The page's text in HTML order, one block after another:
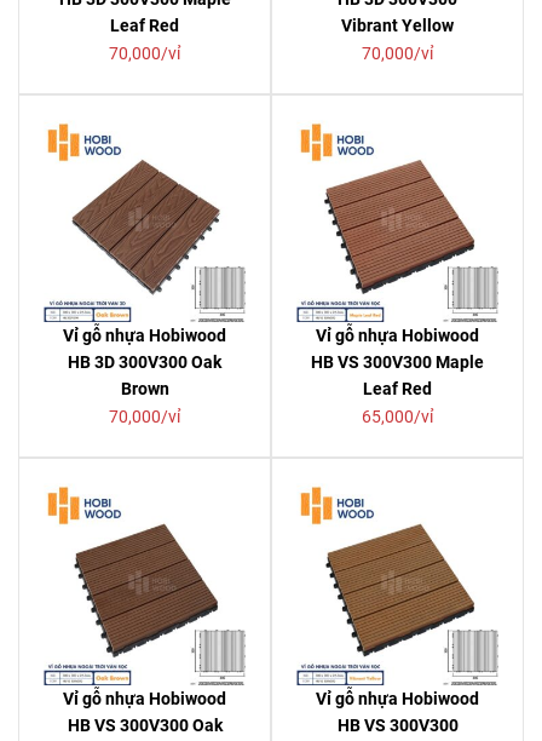
Leaf Red
70,000/vỉ
Vibrant Yellow
70,000/vỉ
Vỉ gỗ nhựa Hobiwood
HB 3D 300V300 Oak
Brown
70,000/vỉ
Vỉ gỗ nhựa Hobiwood
HB VS 300V300 Maple
Leaf Red
65,000/vỉ
Vỉ gỗ nhựa Hobiwood
HB VS 300V300 Oak
Vỉ gỗ nhựa Hobiwood
HB VS 300V300